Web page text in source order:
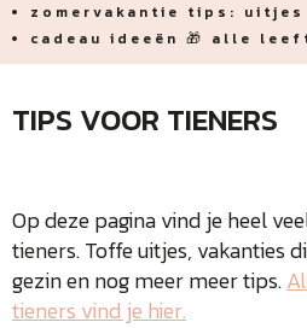
zomervakantie tips: uitjes
cadeau ideeën 🎁 alle
TIPS VOOR TIENERS
Op deze pagina vind je heel
tieners. Toffe uitjes, vakanties
gezin en nog meer meer tips.
tieners vind je hier.